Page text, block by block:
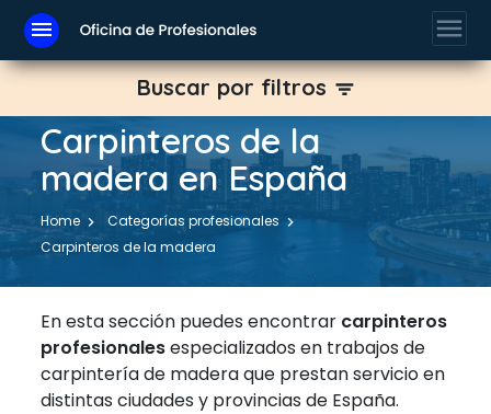
menu menu
Carpinteros de la
madera en España
Home
Categorías profesionales
Carpinteros de la madera
En esta sección puedes encontrar carpinteros
profesionalesespecializados en trabajos de
carpintería de madera que prestan servicio en
distintas ciudades y provincias de España.
Buscar por filtros filter_list